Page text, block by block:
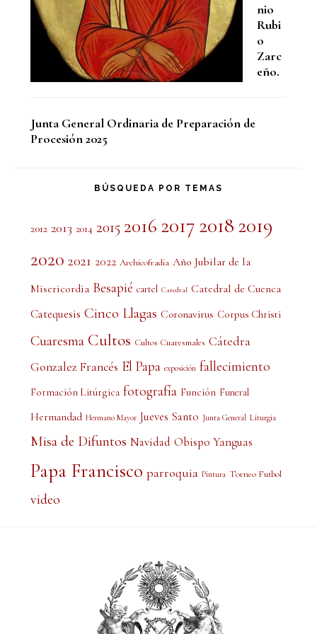
nio
Rubi
o
Zarc
eño.
Junta General Ordinaria de Preparación de
Procesión 2025
BÚSQUEDA POR TEMAS
2012 2013 2014 2015 2016 2017 2018 2019
2020 2021 2022 Archicofradía Año Jubilar de la
Misericordia Besapié cartel Catedral Catedral de Cuenca
Catequesis Cinco Llagas Coronavirus Corpus Christi
Cuaresma Cultos Cultos Cuaresmales Cátedra
Gonzalez Francés El Papa exposición fallecimiento
Formación Litúrgica fotografía Función Funeral
Hermandad Hermano Mayor Jueves Santo Junta General Liturgia
Misa de Difuntos Navidad Obispo Yanguas
Papa Francisco parroquia Pintura Torneo Futbol
video